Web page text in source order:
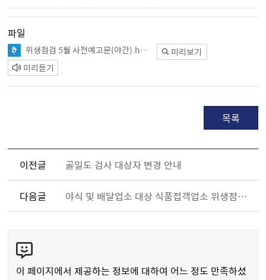
파일
위생점검 5월 사전예고문(야간).hwp
미리보기
미리듣기
목록
이전글 골밀도 검사 대상자 변경 안내
다음글 야식 및 배달업소 대상 식품접객업소 위생점검 사전예고
텐
츠이 페이지에서 제공하는 정보에 대하여 어느 정도 만족하셨